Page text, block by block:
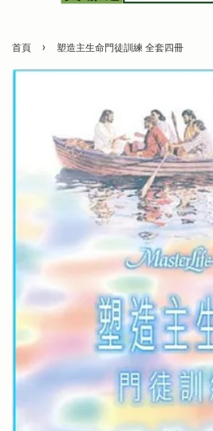
首頁 › 塑造主生命門徒訓練 全套四冊